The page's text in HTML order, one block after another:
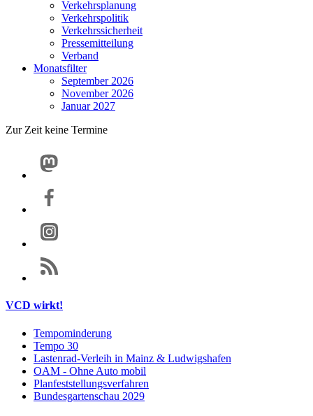
Verkehrsplanung
Verkehrspolitik
Verkehrssicherheit
Pressemitteilung
Verband
Monatsfilter
September 2026
November 2026
Januar 2027
Zur Zeit keine Termine
VCD wirkt!
Tempominderung
Tempo 30
Lastenrad-Verleih in Mainz & Ludwigshafen
OAM - Ohne Auto mobil
Planfeststellungsverfahren
Bundesgartenschau 2029